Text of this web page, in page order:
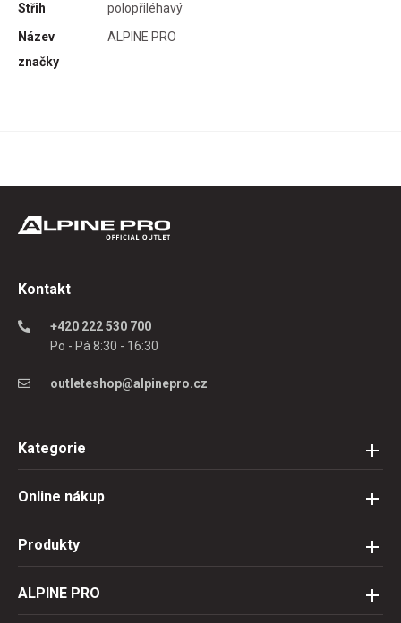
Střih
polopřiléhavý
Název
značky
ALPINE PRO
Kontakt
+420 222 530 700
Po - Pá 8:30 - 16:30
outleteshop@alpinepro.cz
Kategorie
Online nákup
Produkty
ALPINE PRO